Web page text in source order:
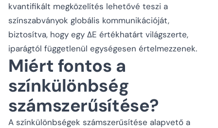
kvantifikált megközelítés lehetővé teszi a
színszabványok globális kommunikációját,
biztosítva, hogy egy ΔE értékhatárt világszerte,
iparágtól függetlenül egységesen értelmezzenek.
Miért fontos a
színkülönbség
számszerűsítése?
A színkülönbségek számszerűsítése alapvető a